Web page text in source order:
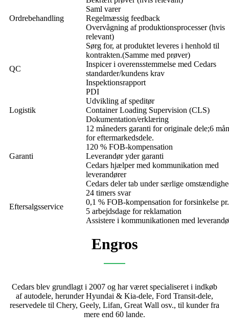
Ordrebehandling
Saml varer
Regelmæssig feedback
Overvågning af produktionsprocesser (hvis
relevant)
QC
Sørg for, at produktet leveres i henhold til
kontrakten.(Samme med prøver)
Inspicer i overensstemmelse med Cedars
standarder/kundens krav
Inspektionsrapport
PDI
Logistik
Udvikling af speditør
Container Loading Supervision (CLS)
Dokumentation/erklæring
Garanti
12 måneders garanti for originale dele;6
for eftermarkedsdele.
120 % FOB-kompensation
Leverandør yder garanti
Cedars hjælper med kommunikation med
leverandører
Cedars deler tab under særlige
Eftersalgsservice
24 timers svar
0,1 % FOB-kompensation for forsinkelse
5 arbejdsdage for reklamation
Assistere i kommunikationen med
Engros
Cedars blev grundlagt i 2007 og har været specialiseret i indkøb
af autodele, herunder Hyundai & Kia-dele, Ford Transit-dele,
reservedele til Chery, Geely, Lifan, Great Wall osv., til kunder fra
mere end 60 lande.